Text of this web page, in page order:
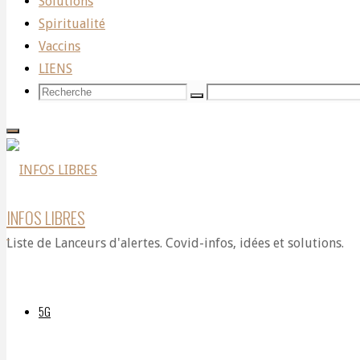
Spiritualité
Vaccins
LIENS
Recherche
Recherche
Recherche
INFOS LIBRES
Liste de Lanceurs d'alertes. Covid-infos, idées et solutions.
5G
Pierre
Jovanovic
au
Défi